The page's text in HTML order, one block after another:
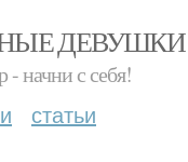
ДЕВУШКИ
начни с себя!
статьи